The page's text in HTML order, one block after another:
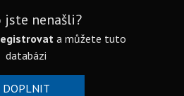
jste nenašli?
a můžete tuto
databázi
DOPLNIT